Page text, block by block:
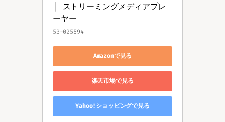
| ストリーミングメディアプレ
ーヤー
53-025594
Amazonで見る
楽天市場で見る
Yahoo!ショッピングで見る